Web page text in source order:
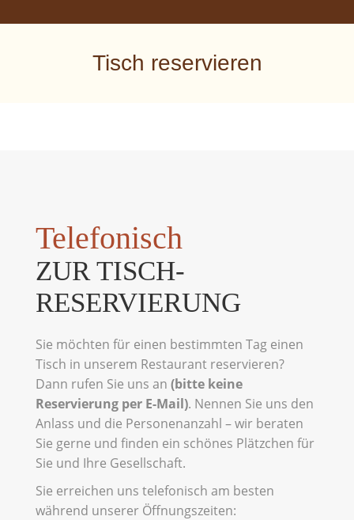
Tisch reservieren
Telefonisch
ZUR TISCH-
RESERVIERUNG
Sie möchten für einen bestimmten Tag einen
Tisch in unserem Restaurant reservieren?
Dann rufen Sie uns an (bitte keine
Reservierung per E-Mail). Nennen Sie uns den
Anlass und die Personenanzahl – wir beraten
Sie gerne und finden ein schönes Plätzchen für
Sie und Ihre Gesellschaft.
Sie erreichen uns telefonisch am besten
während unserer Öffnungszeiten: